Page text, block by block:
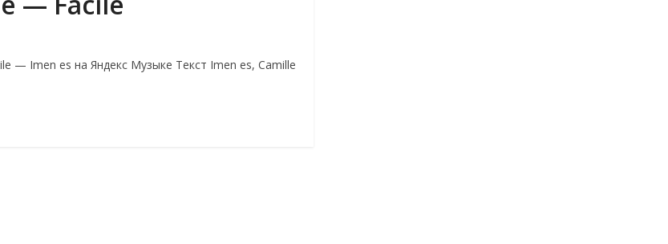
— Imen es на Яндекс Музыке Текст Imen es, Camille